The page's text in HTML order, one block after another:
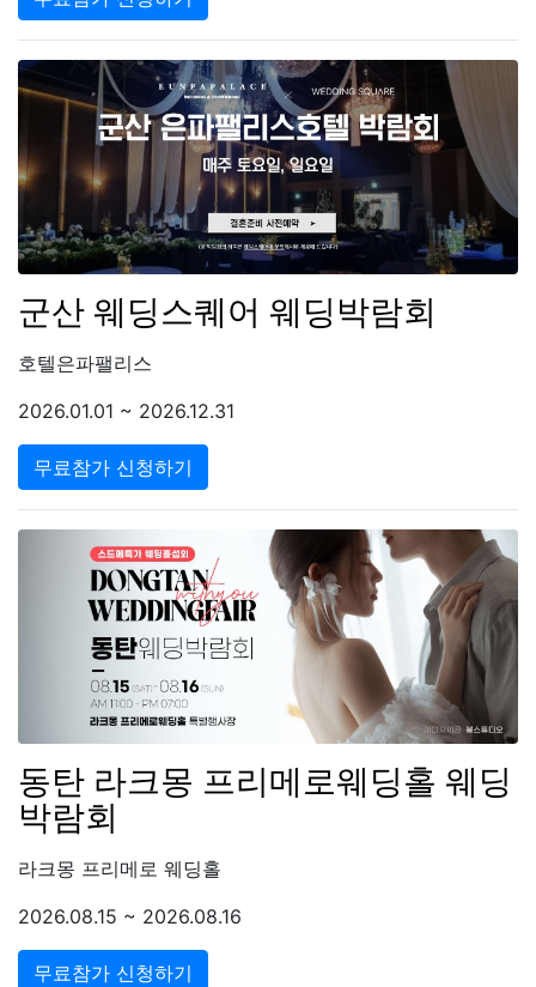
군산 웨딩스퀘어 웨딩박람회
호텔은파팰리스
2026.01.01 ~ 2026.12.31
무료참가 신청하기
동탄 라크몽 프리메로웨딩홀 웨딩
박람회
라크몽 프리메로 웨딩홀
2026.08.15 ~ 2026.08.16
무료참가 신청하기